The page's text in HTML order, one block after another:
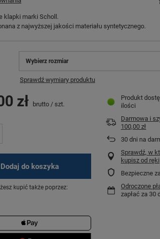
klapki marki Scholl.
z najwyższej jakości materiału syntetycznego.
Wybierz rozmiar
Sprawdź wymiary produktu
zł brutto / szt.
Dodaj do koszyka
kupić także poprzez:
Produkt
ilości
Darmowa i
100,00 zł
30 dni na
Sprawdź, w
kupisz od ręki
Bezpieczne
Odroczone
zapłać za 30